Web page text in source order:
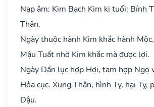
Nạp âm: Kim Bạch Kim kị tuổi: Bính
Thân.
Ngày thuộc hành Kim khắc hành
Mậu Tuất nhờ Kim khắc mà được lợi.
Ngày Dần lục hợp Hợi, tam hợp Ngọ
Hỏa cục. Xung Thân, hình Tỵ, hại Tỵ,
Dậu.